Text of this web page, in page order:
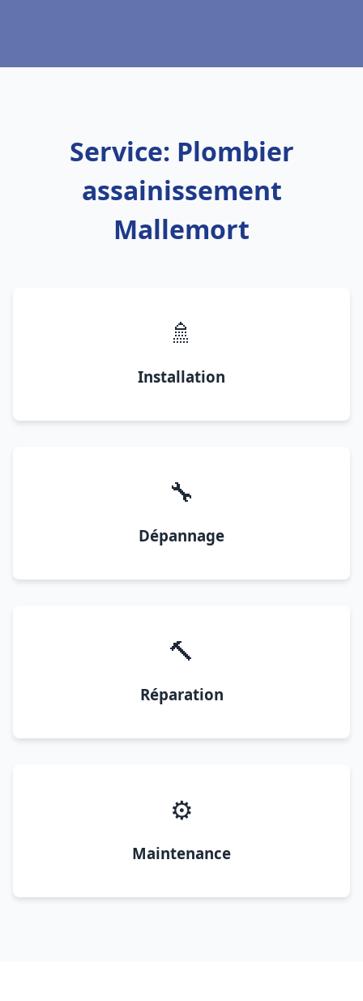
Service: Plombier
assainissement
Mallemort
🚿
Installation
🔧
Dépannage
🔨
Réparation
⚙️
Maintenance